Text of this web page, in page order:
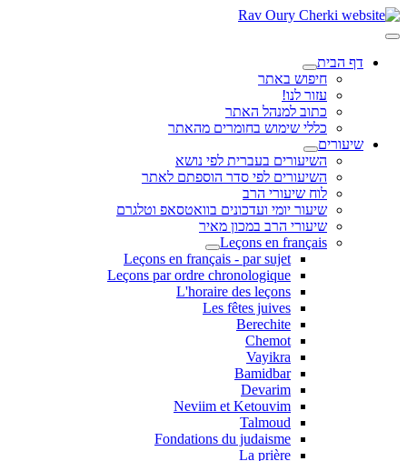
דף הבית
חיפוש באתר
עזור לנו!
כתוב למנהל האתר
כללי שימוש בחומרים מהאתר
שיעורים
השיעורים בעברית לפי נושא
השיעורים לפי סדר הוספתם לאתר
לוח שיעורי הרב
שיעור יומי ועדכונים בוואטסאפ וטלגרם
שיעורי הרב במכון מאיר
Leçons en français
Leçons en français - par sujet
Leçons par ordre chronologique
L'horaire des leçons
Les fêtes juives
Berechite
Chemot
Vayikra
Bamidbar
Devarim
Neviim et Ketouvim
Talmoud
Fondations du judaisme
La prière